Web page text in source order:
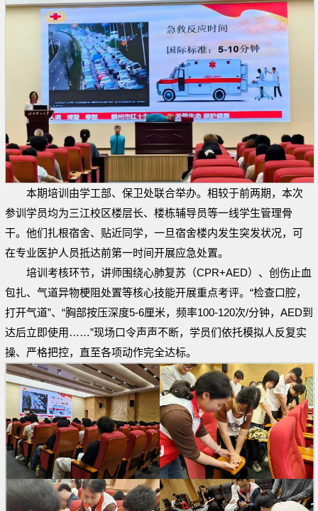
本期培训由学工部、保卫处联合举办。相较于前两期，本次
参训学员均为三江校区楼层长、楼栋辅导员等一线学生管理骨
干。他们扎根宿舍、贴近同学，一旦宿舍楼内发生突发状况，可
在专业医护人员抵达前第一时间开展应急处置。
培训考核环节，讲师围绕心肺复苏（CPR+AED）、创伤止血
包扎、气道异物梗阻处置等核心技能开展重点考评。“检查口腔，
打开气道”、“胸部按压深度5-6厘米，频率100-120次/分钟，AED到
达后立即使用……”现场口令声声不断，学员们依托模拟人反复实
操、严格把控，直至各项动作完全达标。